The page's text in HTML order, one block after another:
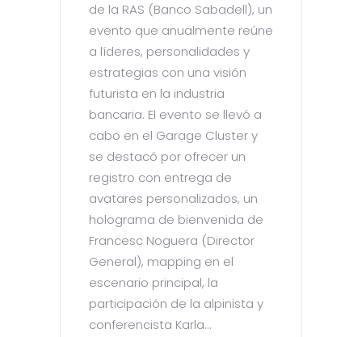
de la RAS (Banco Sabadell), un
evento que anualmente reúne
a líderes, personalidades y
estrategias con una visión
futurista en la industria
bancaria. El evento se llevó a
cabo en el Garage Cluster y
se destacó por ofrecer un
registro con entrega de
avatares personalizados, un
holograma de bienvenida de
Francesc Noguera (Director
General), mapping en el
escenario principal, la
participación de la alpinista y
conferencista Karla...